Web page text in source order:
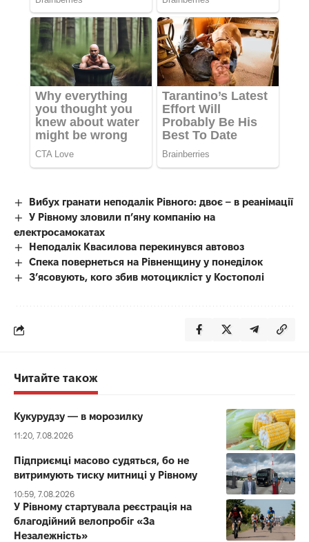
Вибух гранати неподалік Рівного: двоє – в реанімації
У Рівному зловили п’яну компанію на
електросамокатах
Неподалік Квасилова перекинувся автовоз
Спека повернеться на Рівненщину у понеділок
З’ясовують, кого збив мотоцикліст у Костополі
Читайте також
Кукурудзу — в морозилку
11:20, 7.08.2026
Підприємці масово судяться, бо не
витримують тиску митниці у Рівному
10:59, 7.08.2026
У Рівному стартувала реєстрація на
благодійний велопробіг «За
Незалежність»